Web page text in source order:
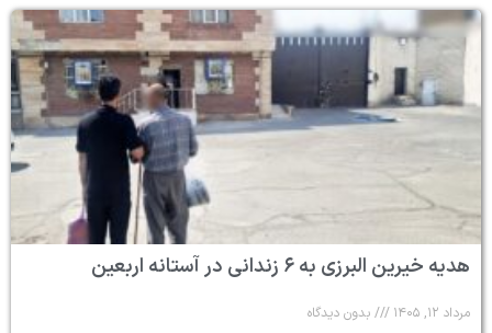
هدیه خیرین البرزی به ۶ زندانی در آستانه اربعین
مرداد ۱۲, ۱۴۰۵ بدون دیدگاه